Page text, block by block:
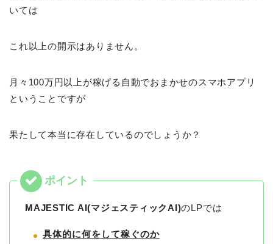
いては
これ以上の開示はありません。
月々100万円以上が稼げる自動でおまかせのスマホアプリ
ということですが
果たして本当に存在しているのでしょうか？
MAJESTIC AI(マジェスティックAI)のLPでは
具体的に何をして稼ぐのか